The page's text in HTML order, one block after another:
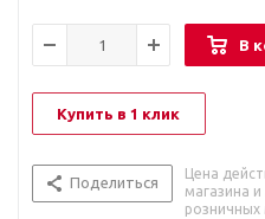
В
Купить в 1 клик
Поделиться
Цена
магазина
розничных